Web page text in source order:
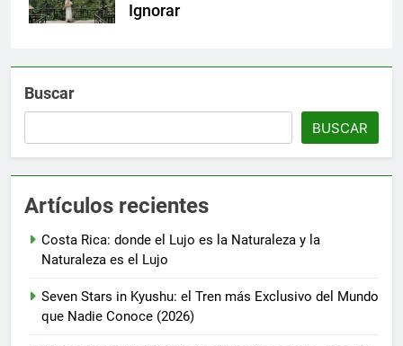
Ignorar
Buscar
BUSCAR
Artículos recientes
Costa Rica: donde el Lujo es la Naturaleza y la
Naturaleza es el Lujo
Seven Stars in Kyushu: el Tren más Exclusivo del Mundo
que Nadie Conoce (2026)